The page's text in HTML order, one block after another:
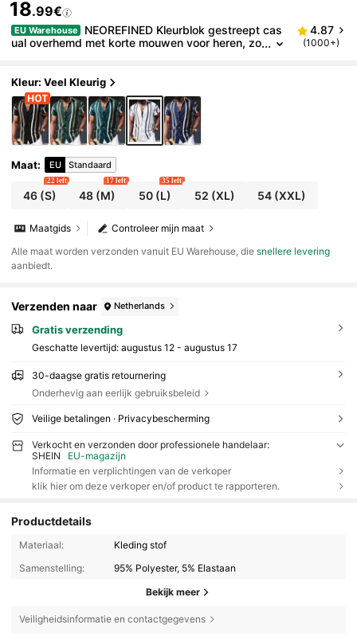
18.99€
EU Warehouse
NEOREFINED Kleurblok gestreept cas
ual overhemd met korte mouwen voor heren, zo
verhemden voor heren, gestreept overhemd met kn
oopjes, resortkleding voor heren, vakantietop voor h
eren, strandkleding voor heren
4.87
(1000+)
Kleur: Veel Kleurig
Maat: EU Standaard
46(S)
22 left
48 (M)
17 left
50(L)
35 left
52 (XL) 54 (XXL)
Controleer mijn maat
Maatgids
Alle maat worden verzonden vanuit EU Warehouse, diesnellere levering
aanbiedt.
Verzenden naar Netherlands
Gratis verzending
Geschatte levertijd: augustus 12 - augustus 17
30-daagse gratis retournering
Onderhevig aan eerlijk gebruiksbeleid
Veilige betalingen · Privacybescherming
Verkocht en verzonden door professionele handelaar:
SHEIN
EU-magazijn
Informatie en verplichtingen van de verkoper
klik hier om deze verkoper en/of product te rapporteren.
Productdetails
Materiaal:
Kleding stof
Samenstelling:
95% Polyester, 5% Elastaan
Bekijk meer
Veiligheidsinformatie en contactgegevens